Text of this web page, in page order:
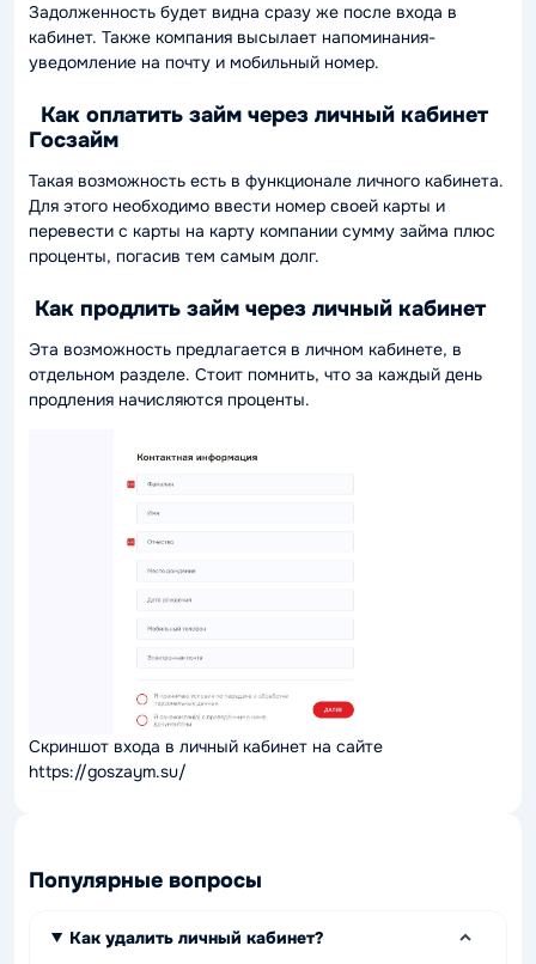
Задолженность будет видна сразу же после входа в
кабинет. Также компания высылает напоминания-
уведомление на почту и мобильный номер.
Как оплатить займ через личный кабинет
Госзайм
Такая возможность есть в функционале личного кабинета.
Для этого необходимо ввести номер своей карты и
перевести с карты на карту компании сумму займа плюс
проценты, погасив тем самым долг.
Как продлить займ через личный кабинет
Эта возможность предлагается в личном кабинете, в
отдельном разделе. Стоит помнить, что за каждый день
продления начисляются проценты.
Скриншот входа в личный кабинет на сайте
https://goszaym.su/
Популярные вопросы
Как удалить личный кабинет?